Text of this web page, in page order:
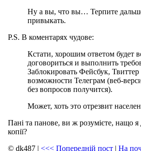
Ну а вы, что вы… Терпите
привыкать.
P.S. В коментарях чудове:
Кстати, хорошим ответом будет
договориться и выполнить
Заблокировать Фейсбук,
возможности Телеграм (веб-
без вопросов получится).
Может, хоть это отрезвит
Пані та панове, ви ж розумієте, нащо я
копії?
© dk487 | <<< Попередній пост | На